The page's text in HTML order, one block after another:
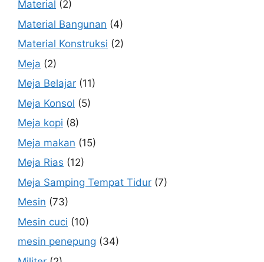
Material (2)
Material Bangunan (4)
Material Konstruksi (2)
Meja (2)
Meja Belajar (11)
Meja Konsol (5)
Meja kopi (8)
Meja makan (15)
Meja Rias (12)
Meja Samping Tempat Tidur (7)
Mesin (73)
Mesin cuci (10)
mesin penepung (34)